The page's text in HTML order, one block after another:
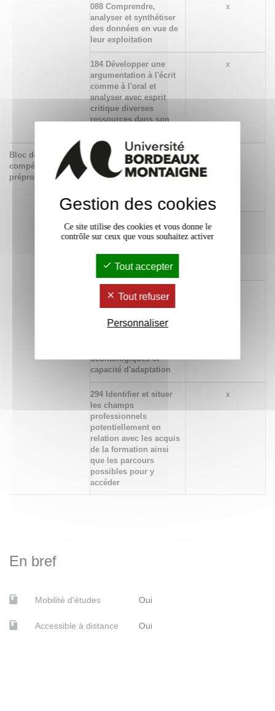
088 Comprendre,
analyser et synthétiser
des données en vue de
leur exploitation
x
184 Développer une
argumentation à l'écrit
comme à l'oral et
analyser avec esprit
critique diverses
ressources dans son
x
Bloc de
compétences
préprofessionnelles
573 Situer son rôle et
sa mission au sein
d'une organisation
prendre des initiatives
495 Respecter les
principes d’éthique, de
responsabilité
environnementale
580 Travailler en équipe
de projets nécessitant
déontologiques et
capacité d'adaptation
294 Identifier et situer
les champs
professionnels
potentiellement en
relation avec les acquis
de la formation ainsi
que les parcours
possibles pour y
accéder
x
En bref
Mobilité d'études Oui
Accessible à distance Oui
Gestion des cookies
Ce site utilise des cookies et vous donne le
contrôle sur ceux que vous souhaitez activer
Tout accepter
Tout refuser
Personnaliser